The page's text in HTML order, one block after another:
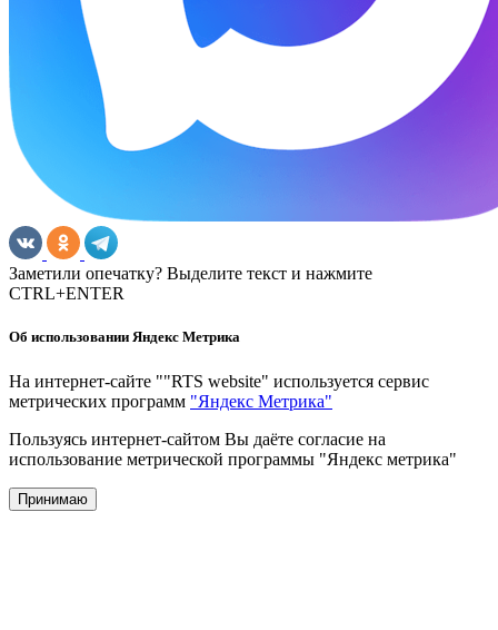
Заметили опечатку? Выделите текст и нажмите
CTRL+ENTER
Об использовании Яндекс Метрика
На интернет-сайте ""RTS website" используется сервис
метрических программ "Яндекс Метрика"
Пользуясь интернет-сайтом Вы даёте согласие на
использование метрической программы "Яндекс метрика"
Принимаю